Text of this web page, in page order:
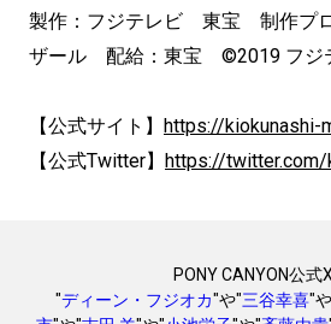
製作：フジテレビ 東宝 制作プ
ザール 配給：東宝 ©2019 フジ
【公式サイト】
https://kiokunashi-
【公式Twitter】
https://
PONY CANYON公式
"ディーン・フジオカ"や"三谷幸喜"